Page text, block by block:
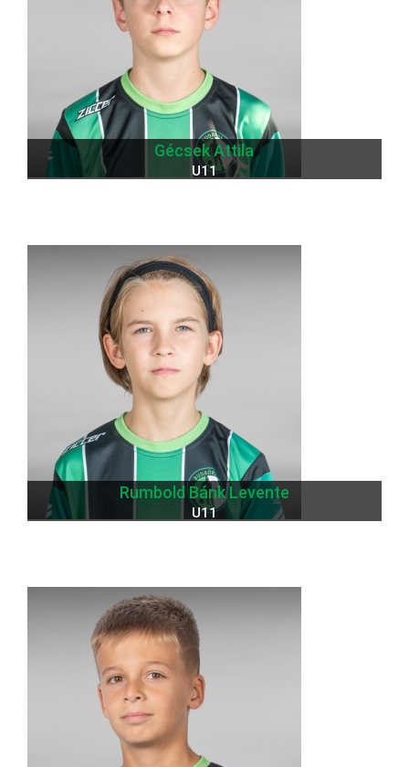
Gécsek Attila
U11
Rumbold Bánk Levente
U11